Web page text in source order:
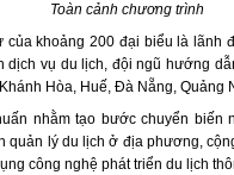
Toàn cảnh chương trình
khoảng 200 đại biểu là lãnh
dịch vụ du lịch, đội ngũ hướng
Hòa, Huế, Đà Nẵng, Quảng
nhằm tạo bước chuyển biến
quản lý du lịch ở địa phương,
công nghệ phát triển du lịch